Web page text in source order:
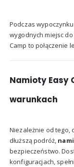
Podczas
wygodnych miejsc
Camp to połączenie
Namioty Easy
warunkach
Niezależnie od tego,
dłuższą podróż,
bezpieczeństwo.
konfiguracjach,